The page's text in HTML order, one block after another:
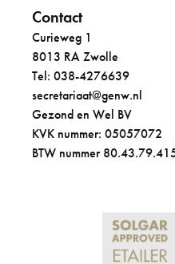
Contact
Curieweg 1
8013 RA Zwolle
Tel: 038-4276639
secretariaat@genw.nl
Gezond en Wel BV
KVK nummer: 05057072
BTW nummer